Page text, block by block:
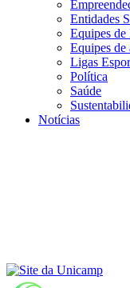
Entidades
Equipes de
Equipes de
Ligas
Política
Saúde
Notícias